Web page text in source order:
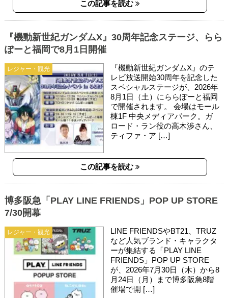
この記事を読む
レジャー・観光
『機動新世紀ガンダムX』30周年記念ステージ、らら
ぽーと福岡で8月1日開催
『機動新世紀ガンダムX』のテ
レビ放送開始30周年を記念した
スペシャルステージが、2026年
8月1日（土）にららぽーと福岡
で開催されます。 会場はモール
棟1F 中央メディアパーク。ガ
ロード・ラン役の高木渉さん、
ティファ・ア […]
この記事を読む
レジャー・観光
博多阪急「PLAY LINE FRIENDS」POP UP STORE
7/30開幕
LINE FRIENDSやBT21、TRUZ
など人気ブランド・キャラクタ
ーが集結する「PLAY LINE
FRIENDS」POP UP STORE
が、2026年7月30日（木）から8
月24日（月）まで博多阪急8階
催場で開 […]